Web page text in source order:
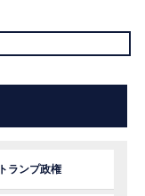
トランプ政権